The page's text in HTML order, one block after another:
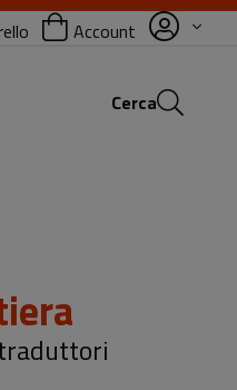
Account
Cerca